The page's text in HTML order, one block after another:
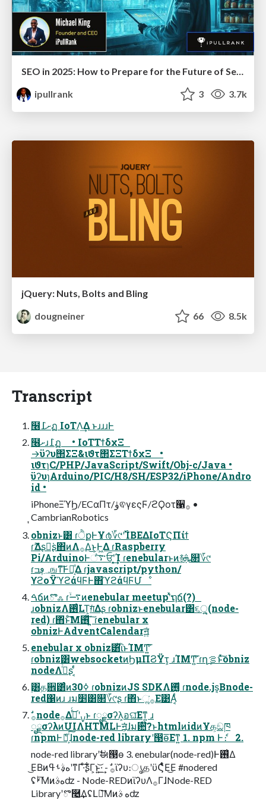
SEO in 2025: How to Prepare for the Future of Search
ipullrank
3 3.7k
jQuery: Nuts, Bolts and Bling
dougneiner
66 8.5k
Transcript
໦ށ߁ฏ IoTΛ͢Δ ͱɹɹɹͰ
໦ށɹ߁ฏ • IoTΤϯδχΞ
→ϋʔυ΢ΣΞ&ιϑτ΢ΣΞΤϯδχΞ •
ιϑτɿC/PHP/JavaScript/Swift/Obj-c/Java •
ϋʔυɿArduino/PIC/H8/SH/ESP32/iPhone/Andro
id •
iPhoneΞϓϦ/ECαΠτ/ۈଵγεςϜ/ϩϘοτ੡࡞ •
᷂CambrianRobotics
obnizͱ͸ ɾੈքͰҰ൪؆୯ʹ࢝ΊΒΕΔIoTϚΠίϯ
ɾޫΔʂಈ͘ʂ΋ͷΛ࡞Δ͜ͱ͕Ͱ͖Δ ɾRaspberry
Pi/ArduinoͰ࠳ંͨ͠ਓʹ͓͢͢Ί ɾenebularͱͷ࿈ܞ͕௒؆୯
ɾ؀ڥߏஙͳ͠Ͱಈ͔ͤΔ ɾjavascript/python/
ϒϩοΫϓϩάϥϜͰ΋ϓϩάϥϜՄೳ
ࠓճͷొஃ ɾ࠷ۙͷenebular meetupʹͯຖճ(?)
ɹobnizΛ࢖ͬͨLT͕ग़ͯΔʂ ɾobnizͱenebular͸૬ੑ͕͍͍(node-
red) ɾ΋ͬͱͨ͘͞Μ࢖ͬͯ΄͍͠ ɾenebular x
obnizͰAdventCalendarॻ͍ͨ
enebular x obniz͸ͪΐͬͱΊΜͲ͍͘͞
ɾobniz͸websocketͷϦμΠϨΫτ͕ ɹΊΜͲ͍͘͞ ɾղܾࡦͱͯ͠obniz
nodeΛ࡞ͬͨʂ ͔ͬͨ
࣮͸த਎͸ͨͬͨͷ30ߦ ɾobnizͷJS SDKΛ࢖͏͚ͩ ɾnode.js͔Βnode-
red΁ͷɹ ɹม׵͸௒؆୯ʂ ɾ΋ͬͱૣ͘࡞Ε͹Α͔ͬͨ
ೖྗσʔλͷUIΛHTMLͰॻ͕͘ɺม਺໊?ͱhtmlͷidͷҰக͕ඞཁ
ɾnpmͰެ։͕ͨ͠ɺnode-red libraryʹ൓ө͞Εͳ͍ 1. npm Ͱެ։ 2.
node-red libraryʹࣗಈ൓ө 3. enebular(node-red)Ͱ࢖͑Δ
͜ΕΒͷهࣄ͕ࢀߟʹͳΓ·ͨ͠ʂ͋Γ͕ͱ͏͍͟͝·͢ - ࣗ࡞ϊʔυ։ൃதʹϋϚͬͨ͋Ε͜Ε #nodered
ʢؙࢁ͞Μͷهࣄʣ - Node-REDͷϊʔυΛ࡞ΓɺNode-RED
Libraryʹొ࿥͢ΔʢԼౡ͞Μͷه ࣄʣ